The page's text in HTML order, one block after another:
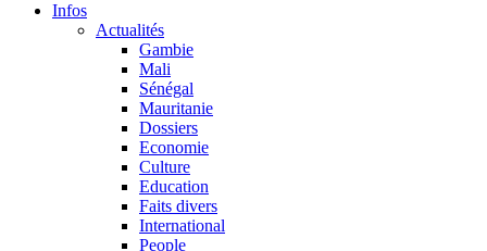
Infos
Actualités
Gambie
Mali
Sénégal
Mauritanie
Dossiers
Economie
Culture
Education
Faits divers
International
People